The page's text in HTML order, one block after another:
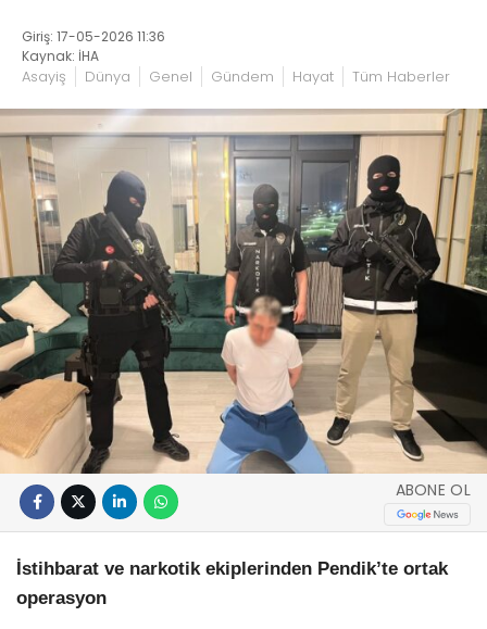
Giriş: 17-05-2026 11:36
Kaynak: İHA
Asayiş Dünya Genel Gündem Hayat Tüm Haberler
ABONE OL
İstihbarat ve narkotik ekiplerinden Pendik’te ortak
operasyon